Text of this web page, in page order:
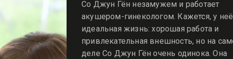
Со Джун Гён незамужем и работает
акушером-гинекологом. Кажется, у неё
идеальная жизнь: хорошая работа и
привлекательная внешность, но на
деле Со Джун Гён очень одинока. Она